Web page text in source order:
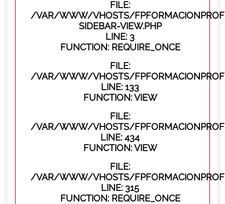
FILE:
/VAR/WWW/VHOSTS/
SIDEBAR-VIEW.PHP
LINE: 3
FUNCTION: REQUIRE_ONCE
FILE:
/VAR/WWW/VHOSTS/
LINE: 133
FUNCTION: VIEW
FILE:
/VAR/WWW/VHOSTS/
LINE: 434
FUNCTION: VIEW
FILE:
/VAR/WWW/VHOSTS/
LINE: 315
FUNCTION: REQUIRE_ONCE